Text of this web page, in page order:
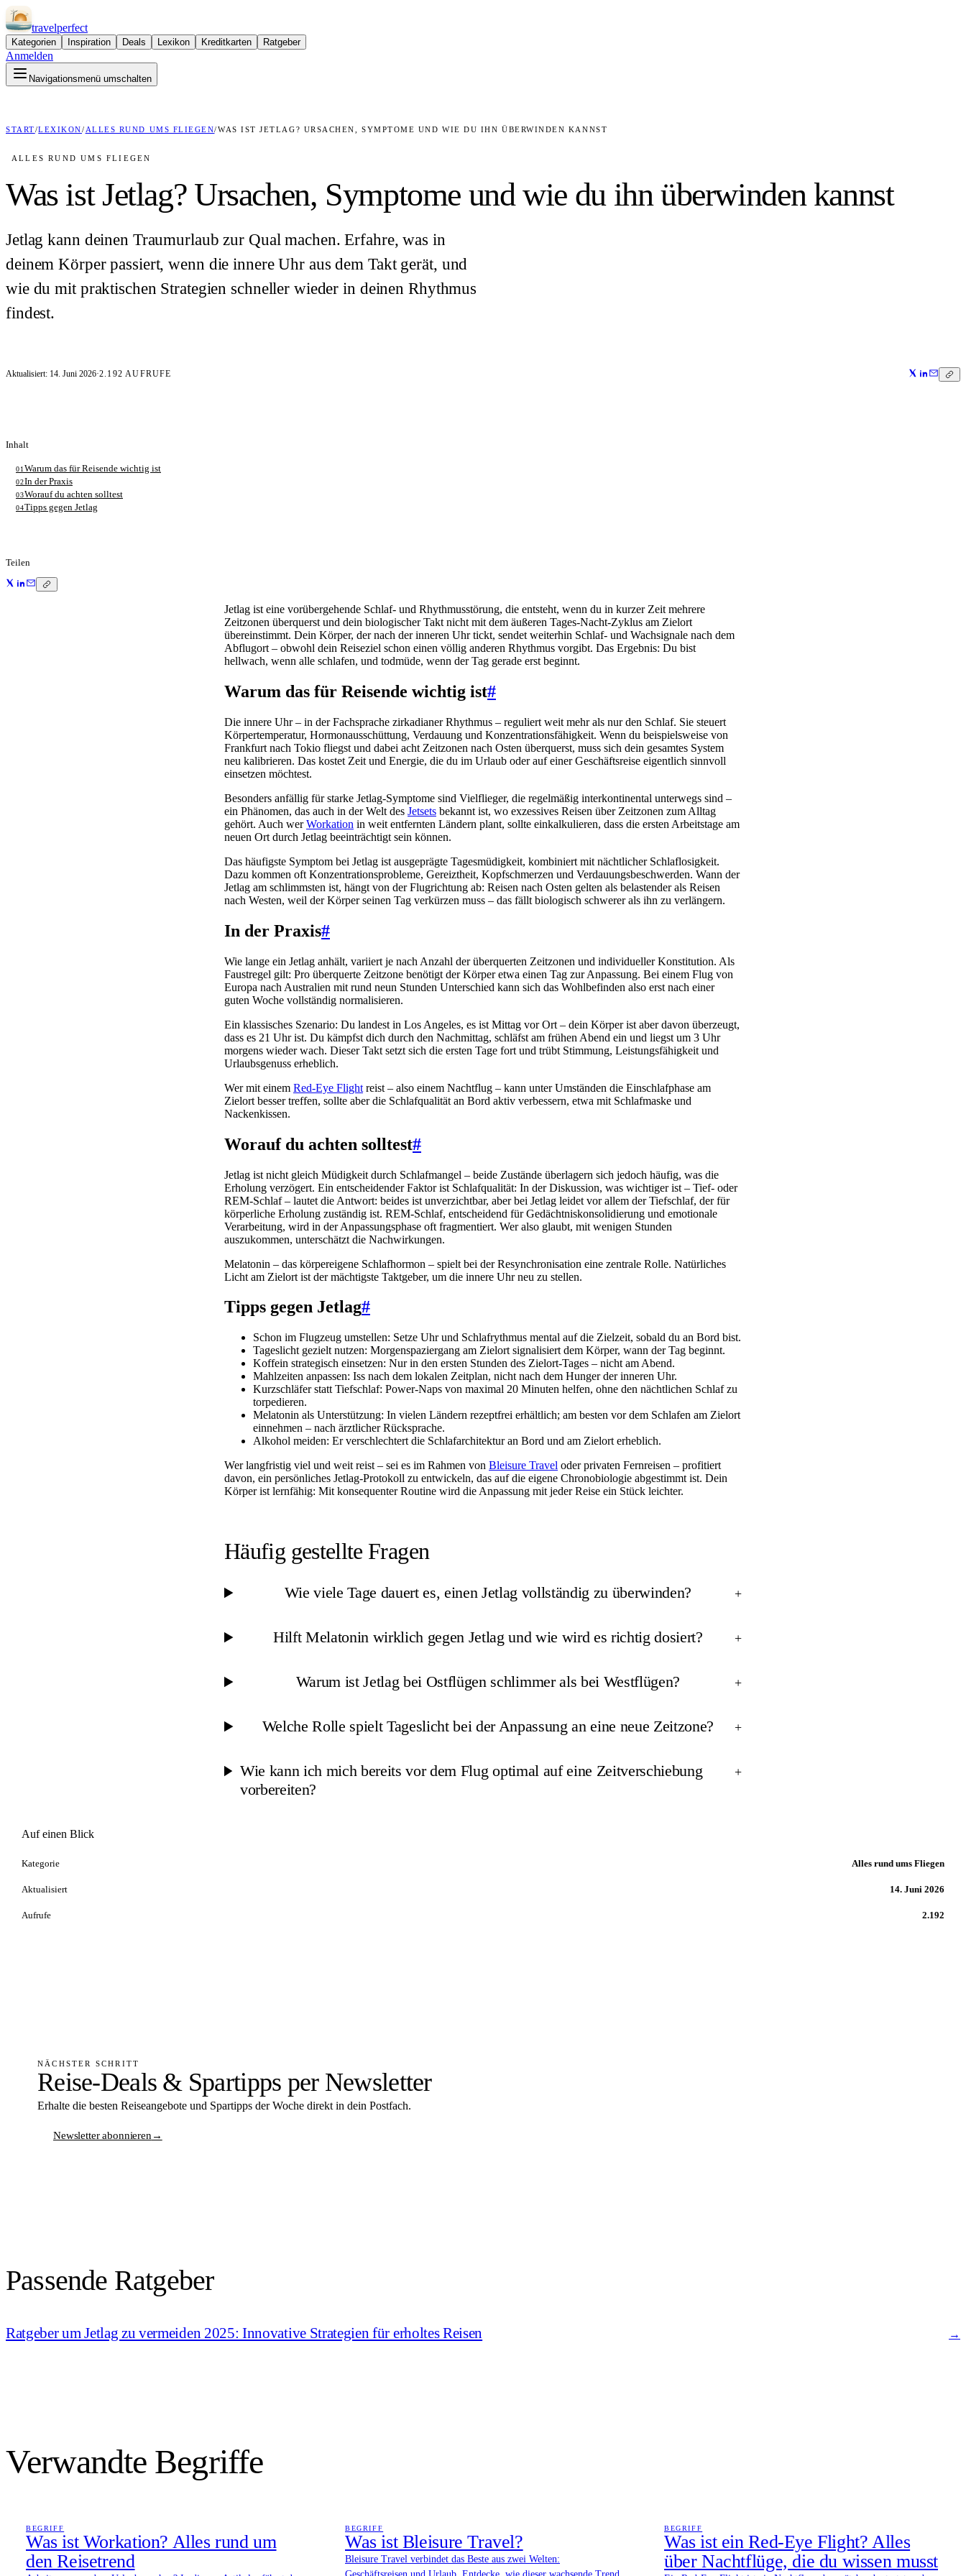
travelperfect
Kategorien Inspiration Deals Lexikon Kreditkarten Ratgeber
Anmelden
Navigationsmenü umschalten
START/LEXIKON/ ALLES RUND UMS FLIEGEN/WAS IST JETLAG? URSACHEN, SYMPTOME UND WIE DU IHN ÜBERWINDEN KANNST
ALLES RUND UMS FLIEGEN
Was ist Jetlag? Ursachen, Symptome und wie du ihn überwinden kannst
Jetlag kann deinen Traumurlaub zur Qual machen. Erfahre, was in
deinem Körper passiert, wenn die innere Uhr aus dem Takt gerät, und
wie du mit praktischen Strategien schneller wieder in deinen Rhythmus
findest.
Aktualisiert: 14. Juni 2026·2.192 AUFRUFE
Inhalt
01 Warum das für Reisende wichtig ist
02In der Praxis
03Worauf du achten solltest
04Tipps gegen Jetlag
Teilen
Jetlag ist eine vorübergehende Schlaf- und Rhythmusstörung, die entsteht, wenn du in kurzer Zeit mehrere
Zeitzonen überquerst und dein biologischer Takt nicht mit dem äußeren Tages-Nacht-Zyklus am Zielort
übereinstimmt. Dein Körper, der nach der inneren Uhr tickt, sendet weiterhin Schlaf- und Wachsignale nach dem
Abflugort – obwohl dein Reiseziel schon einen völlig anderen Rhythmus vorgibt. Das Ergebnis: Du bist
hellwach, wenn alle schlafen, und todmüde, wenn der Tag gerade erst beginnt.
Warum das für Reisende wichtig ist#
Die innere Uhr – in der Fachsprache zirkadianer Rhythmus – reguliert weit mehr als nur den Schlaf. Sie steuert
Körpertemperatur, Hormonausschüttung, Verdauung und Konzentrationsfähigkeit. Wenn du beispielsweise von
Frankfurt nach Tokio fliegst und dabei acht Zeitzonen nach Osten überquerst, muss sich dein gesamtes System
neu kalibrieren. Das kostet Zeit und Energie, die du im Urlaub oder auf einer Geschäftsreise eigentlich sinnvoll
einsetzen möchtest.
Besonders anfällig für starke Jetlag-Symptome sind Vielflieger, die regelmäßig interkontinental unterwegs sind –
ein Phänomen, das auch in der Welt des Jetsets bekannt ist, wo exzessives Reisen über Zeitzonen zum Alltag
gehört. Auch werWorkation in weit entfernten Ländern plant, sollte einkalkulieren, dass die ersten Arbeitstage am
neuen Ort durch Jetlag beeinträchtigt sein können.
Das häufigste Symptom bei Jetlag ist ausgeprägte Tagesmüdigkeit, kombiniert mit nächtlicher Schlaflosigkeit.
Dazu kommen oft Konzentrationsprobleme, Gereiztheit, Kopfschmerzen und Verdauungsbeschwerden. Wann der
Jetlag am schlimmsten ist, hängt von der Flugrichtung ab: Reisen nach Osten gelten als belastender als Reisen
nach Westen, weil der Körper seinen Tag verkürzen muss – das fällt biologisch schwerer als ihn zu verlängern.
In der Praxis#
Wie lange ein Jetlag anhält, variiert je nach Anzahl der überquerten Zeitzonen und individueller Konstitution. Als
Faustregel gilt: Pro überquerte Zeitzone benötigt der Körper etwa einen Tag zur Anpassung. Bei einem Flug von
Europa nach Australien mit rund neun Stunden Unterschied kann sich das Wohlbefinden also erst nach einer
guten Woche vollständig normalisieren.
Ein klassisches Szenario: Du landest in Los Angeles, es ist Mittag vor Ort – dein Körper ist aber davon überzeugt,
dass es 21 Uhr ist. Du kämpfst dich durch den Nachmittag, schläfst am frühen Abend ein und liegst um 3 Uhr
morgens wieder wach. Dieser Takt setzt sich die ersten Tage fort und trübt Stimmung, Leistungsfähigkeit und
Urlaubsgenuss erheblich.
Wer mit einem Red-Eye Flight reist – also einem Nachtflug – kann unter Umständen die Einschlafphase am
Zielort besser treffen, sollte aber die Schlafqualität an Bord aktiv verbessern, etwa mit Schlafmaske und
Nackenkissen.
Worauf du achten solltest#
Jetlag ist nicht gleich Müdigkeit durch Schlafmangel – beide Zustände überlagern sich jedoch häufig, was die
Erholung verzögert. Ein entscheidender Faktor ist Schlafqualität: In der Diskussion, was wichtiger ist – Tief- oder
REM-Schlaf – lautet die Antwort: beides ist unverzichtbar, aber bei Jetlag leidet vor allem der Tiefschlaf, der für
körperliche Erholung zuständig ist. REM-Schlaf, entscheidend für Gedächtniskonsolidierung und emotionale
Verarbeitung, wird in der Anpassungsphase oft fragmentiert. Wer also glaubt, mit wenigen Stunden
auszukommen, unterschätzt die Nachwirkungen.
Melatonin – das körpereigene Schlafhormon – spielt bei der Resynchronisation eine zentrale Rolle. Natürliches
Licht am Zielort ist der mächtigste Taktgeber, um die innere Uhr neu zu stellen.
Tipps gegen Jetlag#
Schon im Flugzeug umstellen: Setze Uhr und Schlafrythmus mental auf die Zielzeit, sobald du an Bord bist.
Tageslicht gezielt nutzen: Morgenspaziergang am Zielort signalisiert dem Körper, wann der Tag beginnt.
Koffein strategisch einsetzen: Nur in den ersten Stunden des Zielort-Tages – nicht am Abend.
Mahlzeiten anpassen: Iss nach dem lokalen Zeitplan, nicht nach dem Hunger der inneren Uhr.
Kurzschläfer statt Tiefschlaf: Power-Naps von maximal 20 Minuten helfen, ohne den nächtlichen Schlaf zu
torpedieren.
Melatonin als Unterstützung: In vielen Ländern rezeptfrei erhältlich; am besten vor dem Schlafen am Zielort
einnehmen – nach ärztlicher Rücksprache.
Alkohol meiden: Er verschlechtert die Schlafarchitektur an Bord und am Zielort erheblich.
Wer langfristig viel und weit reist – sei es im Rahmen von Bleisure Travel oder privaten Fernreisen – profitiert
davon, ein persönliches Jetlag-Protokoll zu entwickeln, das auf die eigene Chronobiologie abgestimmt ist. Dein
Körper ist lernfähig: Mit konsequenter Routine wird die Anpassung mit jeder Reise ein Stück leichter.
Häufig gestellte Fragen
Wie viele Tage dauert es, einen Jetlag vollständig zu überwinden? +
Hilft Melatonin wirklich gegen Jetlag und wie wird es richtig dosiert? +
Warum ist Jetlag bei Ostflügen schlimmer als bei Westflügen? +
Welche Rolle spielt Tageslicht bei der Anpassung an eine neue Zeitzone? +
Wie kann ich mich bereits vor dem Flug optimal auf eine Zeitverschiebung
vorbereiten?
+
Auf einen Blick
Kategorie Alles rund ums Fliegen
Aktualisiert 14. Juni 2026
Aufrufe 2.192
NÄCHSTER SCHRITT
Reise-Deals & Spartipps per Newsletter
Erhalte die besten Reiseangebote und Spartipps der Woche direkt in dein Postfach.
Newsletter abonnieren→
Passende Ratgeber
Ratgeber um Jetlag zu vermeiden 2025: Innovative Strategien für erholtes Reisen →
Verwandte Begriffe
BEGRIFF
Was ist Workation? Alles rund um
den Reisetrend
BEGRIFF
Was ist Bleisure Travel?
Bleisure Travel verbindet das Beste aus zwei Welten:
BEGRIFF
Was ist ein Red-Eye Flight? Alles
über Nachtflüge, die du wissen musst